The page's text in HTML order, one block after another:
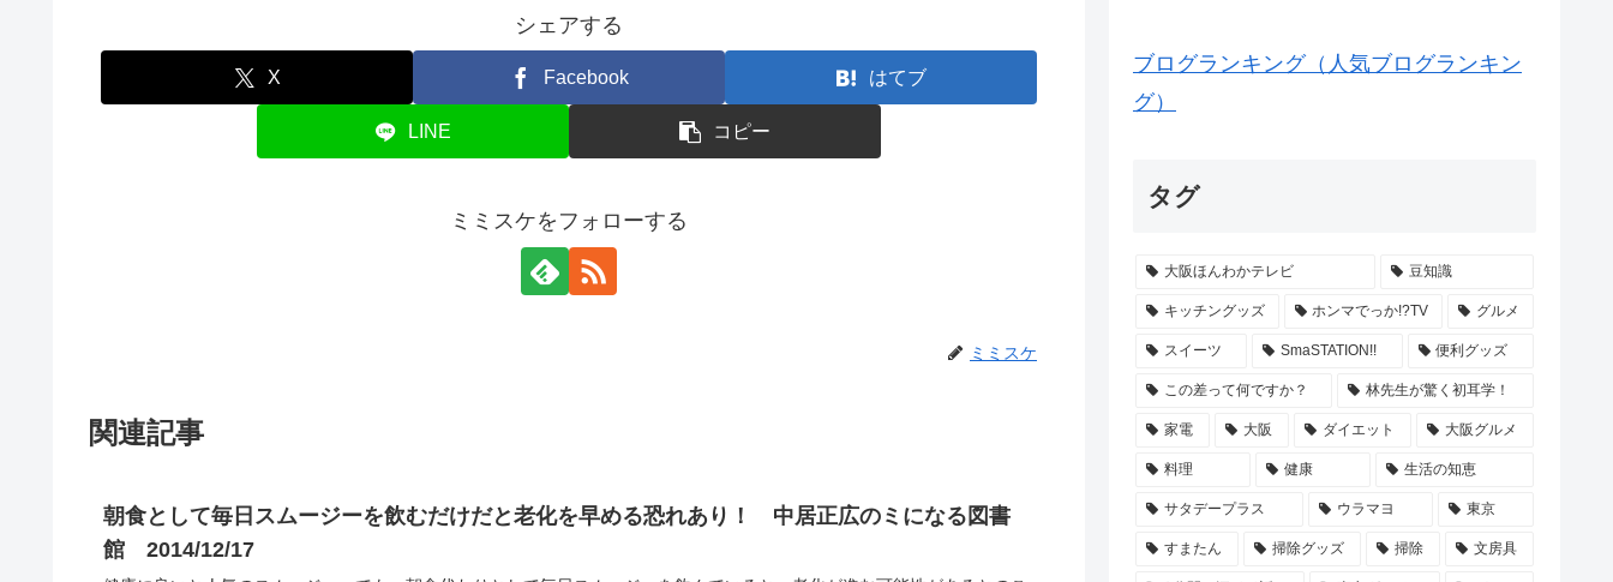
シェアする
X Facebook はてブ
LINE コピー
ミミスケをフォローする
ミミスケ
関連記事
朝食として毎日スムージーを飲むだけだと老化を早める恐れあり！ 中居正広のミになる図書
館 2014/12/17
ブログランキング（人気ブログランキン
グ）
タグ
大阪ほんわかテレビ 豆知識
キッチングッズ ホンマでっか!?TV グルメ
スイーツ SmaSTATION!! 便利グッズ
この差って何ですか？ 林先生が驚く初耳学！
家電 大阪 ダイエット 大阪グルメ
料理 健康 生活の知恵
サタデープラス ウラマヨ 東京
すまたん 掃除グッズ 掃除 文房具